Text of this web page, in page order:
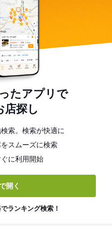
たアプリで
店探し
索。検索が快適に
スムーズに検索
に利用開始
開く
ランキング検索！